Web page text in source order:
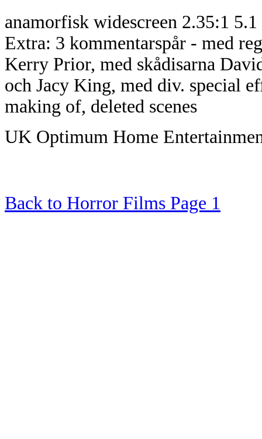
anamorfisk widescreen 2.35:1
Extra: 3 kommentarspår - med
Kerry Prior, med skådisarna
och Jacy King, med div. special
making of, deleted scenes
UK Optimum Home
Back to Horror Films Page 1